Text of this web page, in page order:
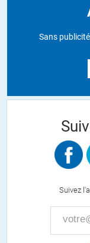
Sans
Suivez